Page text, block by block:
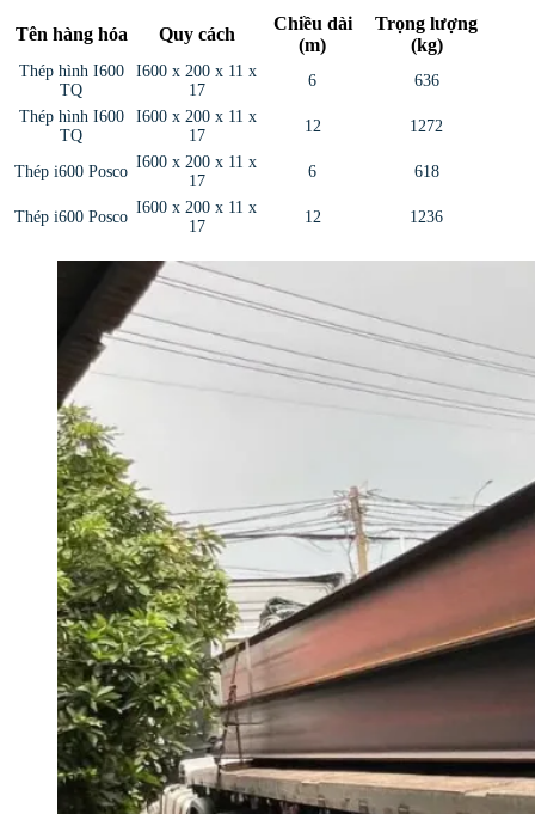
Tên hàng hóa Quy cách
Chiều dài
(m)
Trọng lượng
(kg)
Thép hình I600
TQ
I600 x 200 x 11 x
17
6
636
Thép hình I600
TQ
I600 x 200 x 11 x
17
12 1272
Thép i600 Posco
I600 x 200 x 11 x
17
6 618
Thép i600 Posco
I600 x 200 x 11 x
17
12 1236